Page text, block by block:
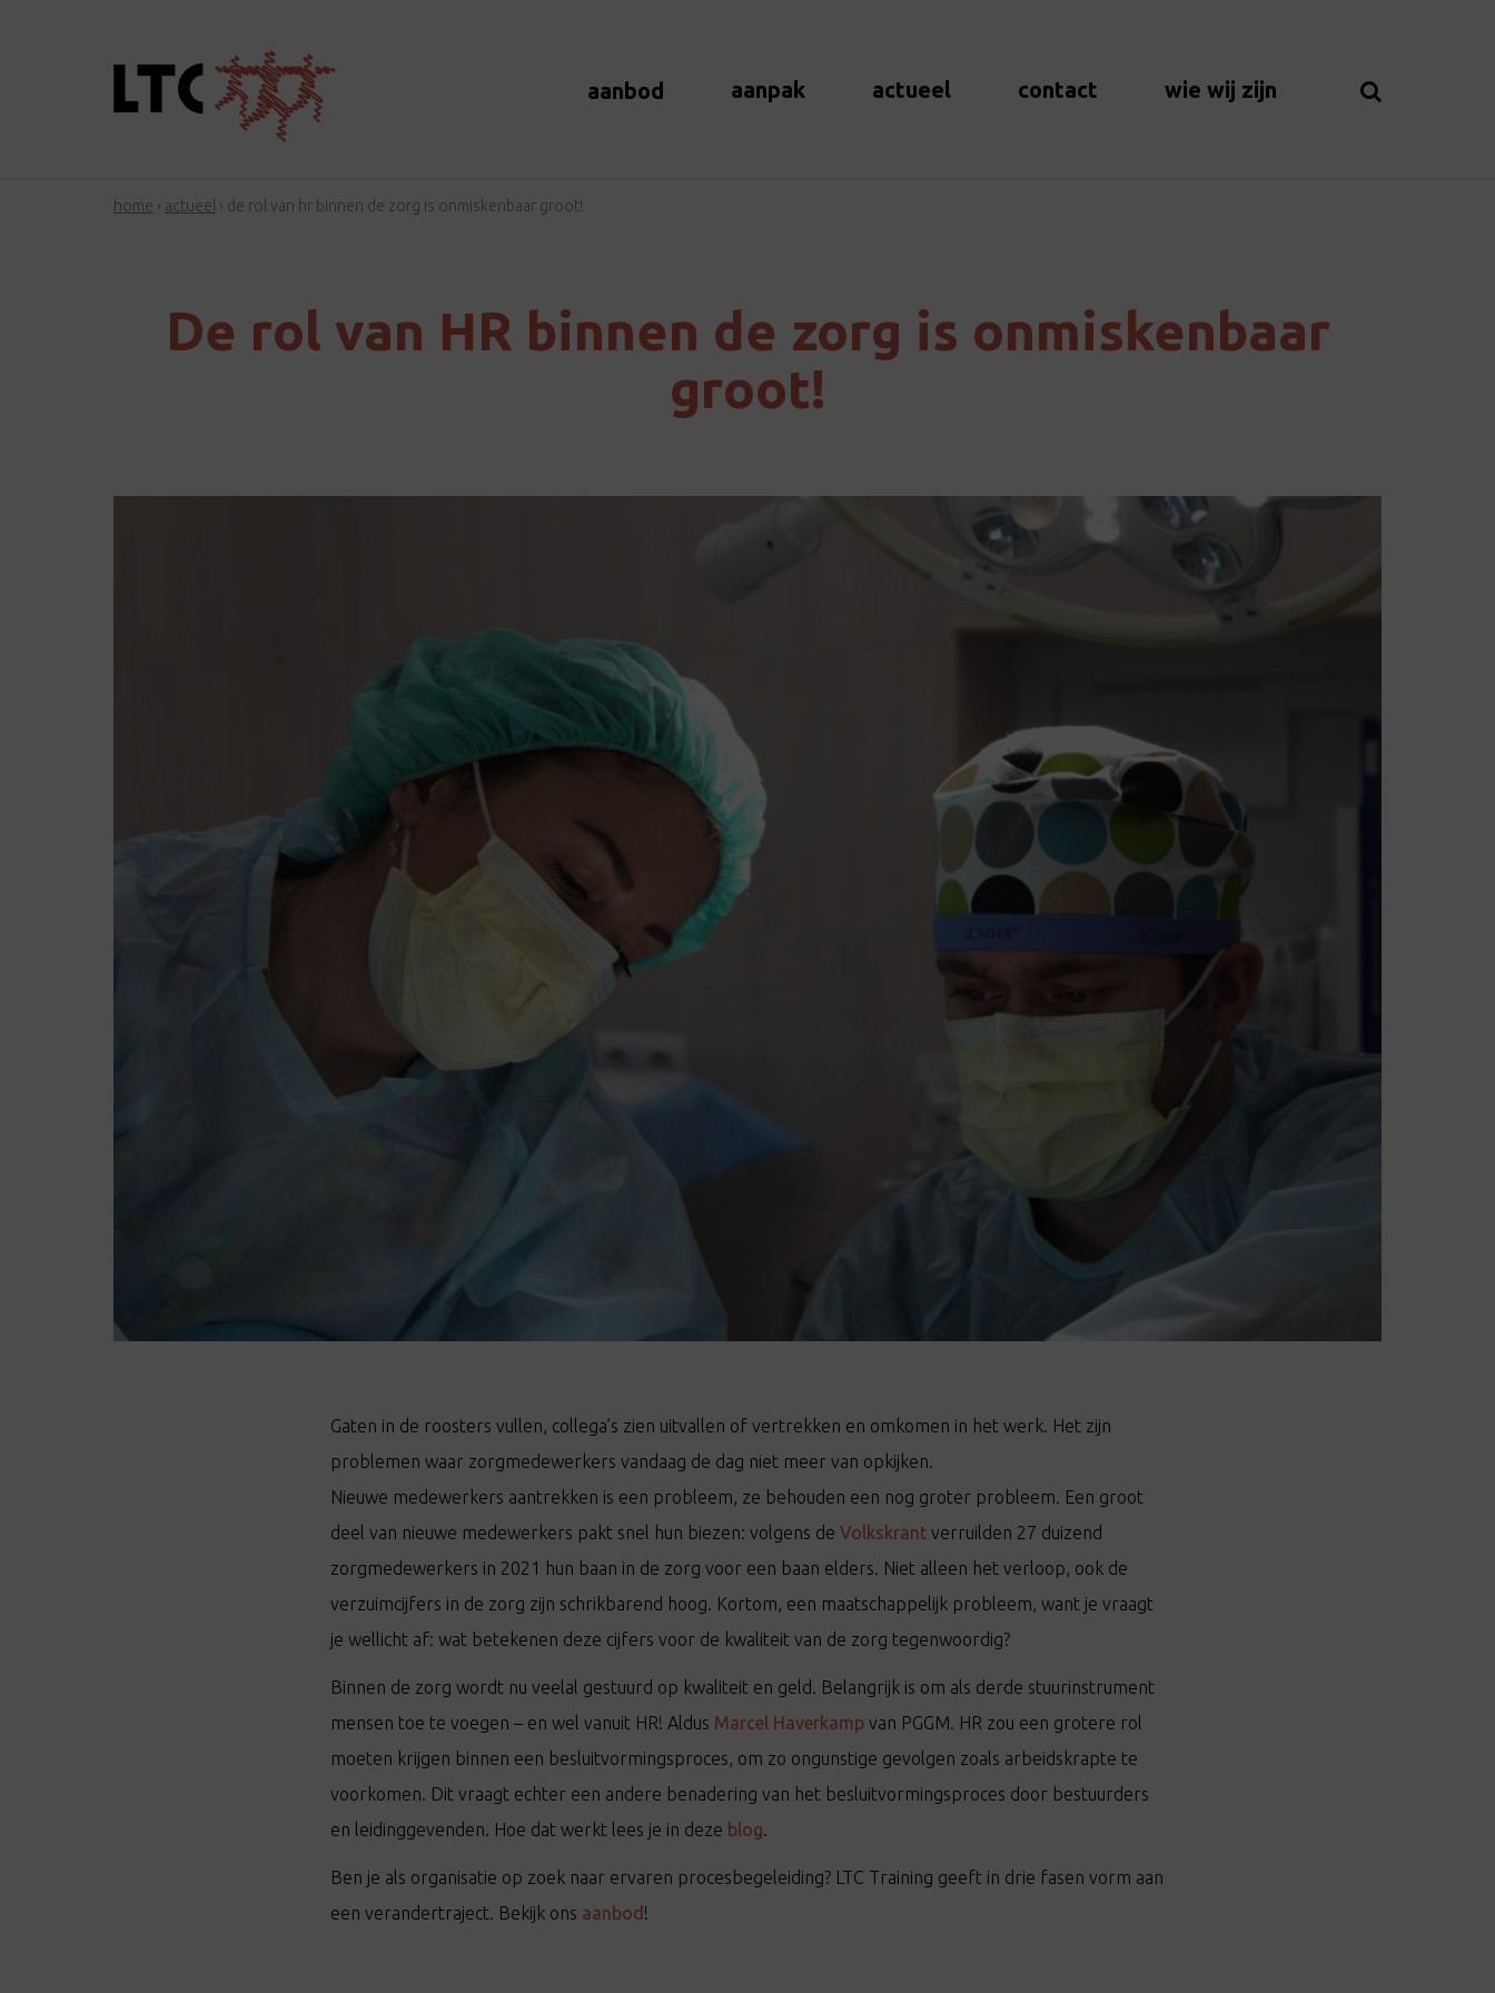
aanbod aanpak actueel contact wie wij zijn
home › actueel › de rol van hr binnen de zorg is onmiskenbaar groot!
De rol van HR binnen de zorg is onmiskenbaar
groot!
Gaten in de roosters vullen, collega’s zien uitvallen of vertrekken en omkomen in het werk. Het zijn
problemen waar zorgmedewerkers vandaag de dag niet meer van opkijken.
Nieuwe medewerkers aantrekken is een probleem, ze behouden een nog groter probleem. Een groot
deel van nieuwe medewerkers pakt snel hun biezen: volgens de Volkskrant verruilden 27 duizend
zorgmedewerkers in 2021 hun baan in de zorg voor een baan elders. Niet alleen het verloop, ook de
verzuimcijfers in de zorg zijn schrikbarend hoog. Kortom, een maatschappelijk probleem, want je vraagt
je wellicht af: wat betekenen deze cijfers voor de kwaliteit van de zorg tegenwoordig?
Binnen de zorg wordt nu veelal gestuurd op kwaliteit en geld. Belangrijk is om als derde stuurinstrument
mensen toe te voegen – en wel vanuit HR! Aldus Marcel Haverkamp van PGGM. HR zou een grotere rol
moeten krijgen binnen een besluitvormingsproces, om zo ongunstige gevolgen zoals arbeidskrapte te
voorkomen. Dit vraagt echter een andere benadering van het besluitvormingsproces door bestuurders
en leidinggevenden. Hoe dat werkt lees je in deze blog.
Ben je als organisatie op zoek naar ervaren procesbegeleiding? LTC Training geeft in drie fasen vorm aan
een verandertraject. Bekijk ons aanbod !